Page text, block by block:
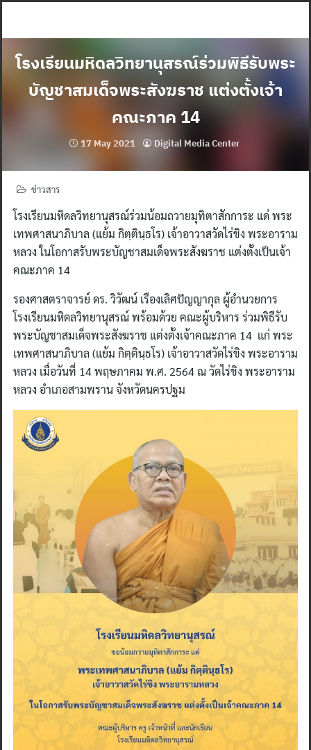
โรงเรียนมหิดลวิทยานุสรณ์ร่วมพิธีรับพระ
บัญชาสมเด็จพระสังฆราช แต่งตั้งเจ้า
คณะภาค 14
17 May 2021 Digital Media Center
ข่าวสาร
โรงเรียนมหิดลวิทยานุสรณ์ร่วมน้อมถวายมุทิตาสักการะ แด่ พระ
เทพศาสนาภิบาล (แย้ม กิตฺตินฺธโร) เจ้าอาวาสวัดไร่ขิง พระอาราม
หลวง ในโอกาสรับพระบัญชาสมเด็จพระสังฆราช แต่งตั้งเป็นเจ้า
คณะภาค 14
รองศาสตราจารย์ ดร. วิวัฒน์ เรืองเลิศปัญญากุล ผู้อำนวยการ
โรงเรียนมหิดลวิทยานุสรณ์ พร้อมด้วย คณะผู้บริหาร ร่วมพิธีรับ
พระบัญชาสมเด็จพระสังฆราช แต่งตั้งเจ้าคณะภาค 14 แก่ พระ
เทพศาสนาภิบาล (แย้ม กิตฺตินฺธโร) เจ้าอาวาสวัดไร่ขิง พระอาราม
หลวง เมื่อวันที่ 14 พฤษภาคม พ.ศ. 2564 ณ วัดไร่ขิง พระอาราม
หลวง อำเภอสามพราน จังหวัดนครปฐม